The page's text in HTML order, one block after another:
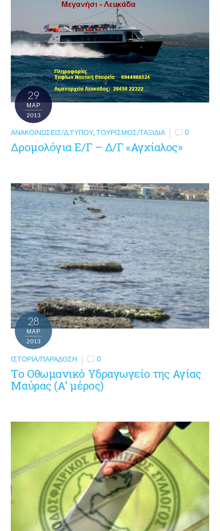
29
ΜΑΡ
2013
ΑΝΑΚΟΙΝΏΣΕΙΣ/Δ.ΤΎΠΟΥ,ΤΟΥΡΙΣΜΌΣ/ΤΑΞΊΔΙΑ 0
Δρομολόγια Ε/Γ – Δ/Γ «Αγχίαλος»
28
ΜΑΡ
2013
ΙΣΤΟΡΊΑ/ΠΑΡΆΔΟΣΗ 0
Το Οθωμανικό Υδραγωγείο της Αγίας
Μαύρας (A’ μέρος)